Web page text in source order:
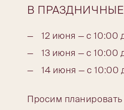
В
12 июня — с 10:00
13 июня — с 10:00
14 июня — с 10:00
Просим